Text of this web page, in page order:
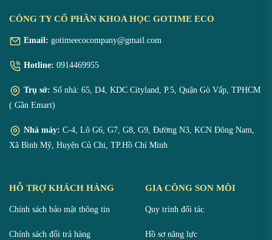
CÔNG TY CỔ PHẦN KHOA HỌC GOTIME ECO
Email: gotimeecocompany@gmail.com
Hotline: 0914469955
Trụ sở: Số nhà: 65, D4, KDC Cityland, P.5, Quận Gò Vấp, TPHCM
( Gần Emart)
Nhà máy: C-4, Lô G6, G7, G8, G9, Đường N3, KCN Đông Nam,
Xã Bình Mỹ, Huyện Củ Chi, TP.Hồ Chí Minh
HỖ TRỢ KHÁCH HÀNG
Chính sách bảo mật thông tin
Chính sách đổi trả hàng
GIA CÔNG SON MÔI
Quy trình đối tác
Hồ sơ năng lực